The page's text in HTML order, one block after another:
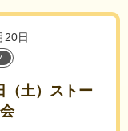
20日
（土）ストー